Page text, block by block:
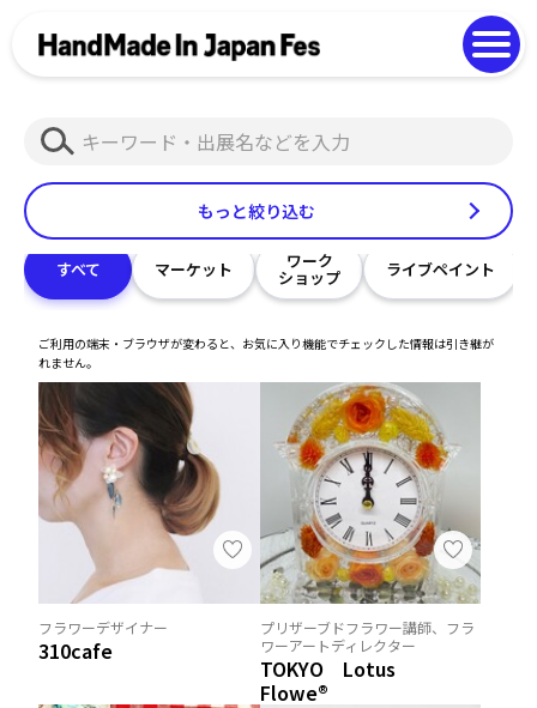
Photo Gallery
もっと絞り込む
検
索
すべて マーケット ワーク
ショップ ライブペイント
ご利用の端末・ブラウザが変わると、お気に入り機能でチェックした情報は引き継が
れません。
フラワーデザイナー
310cafe
プリザーブドフラワー講師、フラ
ワーアートディレクター
TOKYO Lotus
Flowe®︎